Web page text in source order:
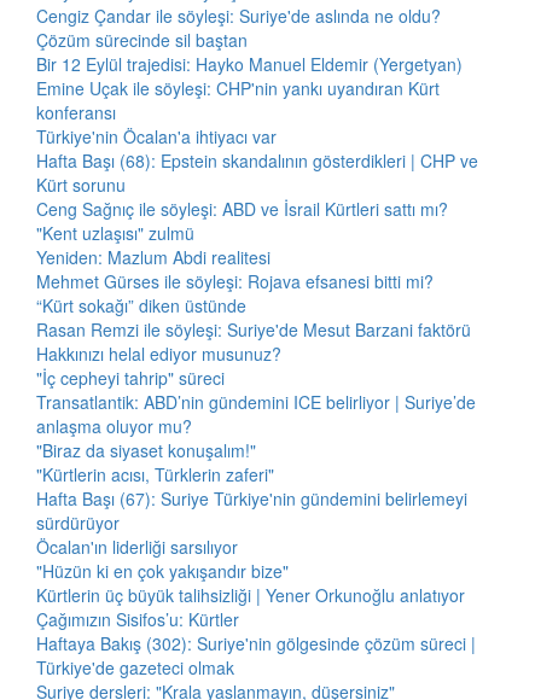
Cengiz Çandar ile söyleşi: Suriye'de aslında ne oldu?
Çözüm sürecinde sil baştan
Bir 12 Eylül trajedisi: Hayko Manuel Eldemir (Yergetyan)
Emine Uçak ile söyleşi: CHP'nin yankı uyandıran Kürt
konferansı
Türkiye'nin Öcalan'a ihtiyacı var
Hafta Başı (68): Epstein skandalının gösterdikleri | CHP ve
Kürt sorunu
Ceng Sağnıç ile söyleşi: ABD ve İsrail Kürtleri sattı mı?
"Kent uzlaşısı" zulmü
Yeniden: Mazlum Abdi realitesi
Mehmet Gürses ile söyleşi: Rojava efsanesi bitti mi?
“Kürt sokağı” diken üstünde
Rasan Remzi ile söyleşi: Suriye'de Mesut Barzani faktörü
Hakkınızı helal ediyor musunuz?
"İç cepheyi tahrip" süreci
Transatlantik: ABD’nin gündemini ICE belirliyor | Suriye’de
anlaşma oluyor mu?
"Biraz da siyaset konuşalım!"
"Kürtlerin acısı, Türklerin zaferi"
Hafta Başı (67): Suriye Türkiye'nin gündemini belirlemeyi
sürdürüyor
Öcalan'ın liderliği sarsılıyor
"Hüzün ki en çok yakışandır bize"
Kürtlerin üç büyük talihsizliği | Yener Orkunoğlu anlatıyor
Çağımızın Sisifos’u: Kürtler
Haftaya Bakış (302): Suriye'nin gölgesinde çözüm süreci |
Türkiye'de gazeteci olmak
Suriye dersleri: "Krala yaslanmayın, düşersiniz"